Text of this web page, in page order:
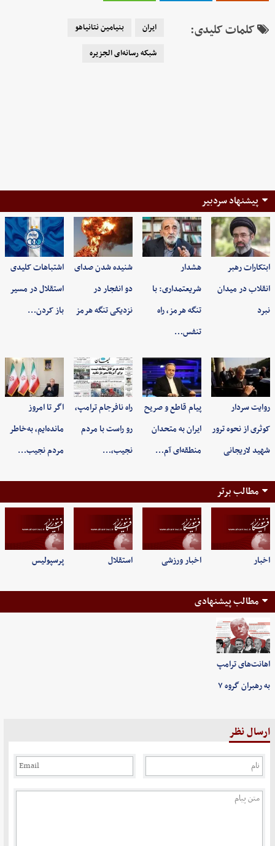
کلمات کلیدی: ایران
بنیامین نتانیاهو
شبکه رسانه‌ای الجزیره
پیشنهاد سردبیر
ابتکارات رهبر
انقلاب در میدان
نبرد
هشدار
شریعتمداری: با
تنگه هرمز، راه
تنفس…
شنیده شدن صدای
دو انفجار در
نزدیکی تنگه هرمز
اشتباهات کلیدی
استقلال در مسیر
باز کردن…
روایت سردار
کوثری از نحوه ترور
شهید لاریجانی
پیام قاطع و صریح
ایران به متحدان
منطقه‌ای آم…
راه نافرجام ترامپ،
رو راست با مردم
نجیب،…
اگر تا امروز
مانده‌ایم، به‌خاطر
مردم نجیب…
مطالب برتر
اخبار اخبار ورزشی استقلال پرسپولیس
مطالب پیشنهادی
اهانت‌های ترامپ
به رهبران گروه ۷
ارسال نظر